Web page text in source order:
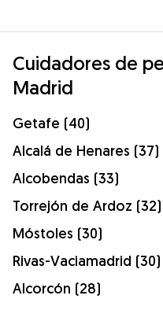
Cuidadores de
Madrid
Getafe (40)
Alcalá de Henares (37)
Alcobendas (33)
Torrejón de Ardoz (32)
Móstoles (30)
Rivas-Vaciamadrid (30)
Alcorcón (28)